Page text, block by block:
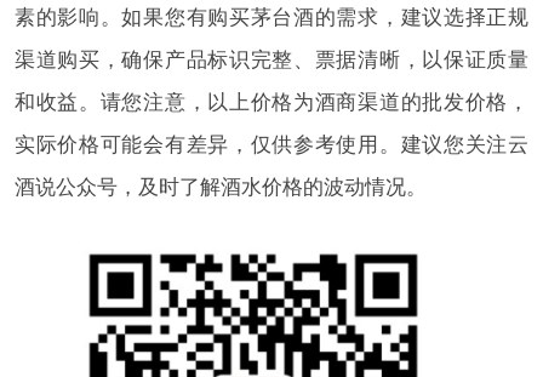
素的影响。如果您有购买茅台酒的需求，建议选择正规
渠道购买，确保产品标识完整、票据清晰，以保证质量
和收益。请您注意，以上价格为酒商渠道的批发价格，
实际价格可能会有差异，仅供参考使用。建议您关注云
酒说公众号，及时了解酒水价格的波动情况。